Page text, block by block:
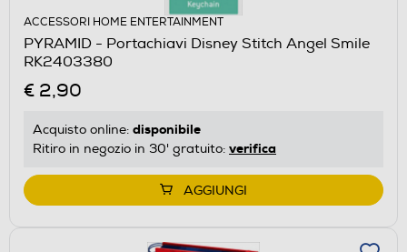
ACCESSORI HOME ENTERTAINMENT
PYRAMID - Portachiavi Disney Stitch Angel Smile
RK2403380
€ 2,90
Acquisto online: disponibile
Ritiro in negozio in 30' gratuito: verifica
AGGIUNGI